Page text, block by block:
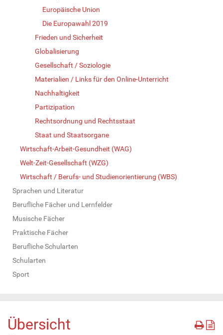
Europäische Union
Die Europawahl 2019
Frieden und Sicherheit
Globalisierung
Gesellschaft / Soziologie
Materialien / Links für den Online-Unterricht
Nachhaltigkeit
Partizipation
Rechtsordnung und Rechtsstaat
Staat und Staatsorgane
Wirtschaft-Arbeit-Gesundheit (WAG)
Welt-Zeit-Gesellschaft (WZG)
Wirtschaft / Berufs- und Studienorientierung (WBS)
Sprachen und Literatur
Berufliche Fächer und Lernfelder
Musische Fächer
Praktische Fächer
Berufliche Schularten
Schularten
Sport
Übersicht